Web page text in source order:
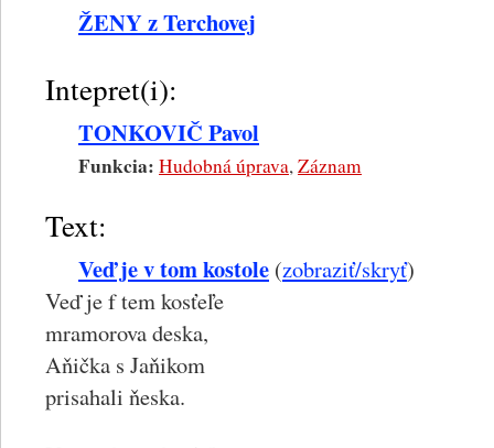
ŽENY z Terchovej
Intepret(i):
TONKOVIČ Pavol
Funkcia: Hudobná úprava,Záznam
Text:
Veď je v tom kostole (zobraziť/skryť)
Veď je f tem kosťeľe
mramorova deska,
Aňička s Jaňikom
prisahali ňeska.